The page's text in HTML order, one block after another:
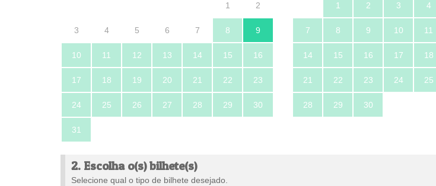
1 2
3 4 5 6 7 8 9
10 11 12 13 14 15 16
17 18 19 20 21 22 23
24 25 26 27 28 29 30
31
1 2 3 4
7 8 9 10 11
14 15 16 17 18
21 22 23 24 25
28 29 30
2. Escolha o(s) bilhete(s)
Selecione qual o tipo de bilhete desejado.